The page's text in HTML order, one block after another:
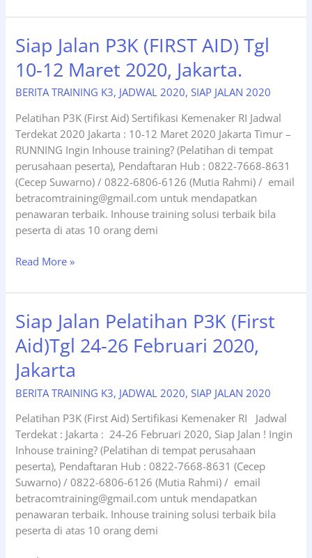
P3K
Aid)
Bulan
Januari
2021
Siap Jalan P3K (FIRST AID) Tgl
10-12 Maret 2020, Jakarta.
BERITA TRAINING K3, JADWAL 2020,SIAP JALAN 2020
Pelatihan P3K (First Aid) Sertifikasi Kemenaker RI Jadwal
Terdekat 2020 Jakarta : 10-12 Maret 2020 Jakarta Timur –
RUNNING Ingin Inhouse training? (Pelatihan di tempat
perusahaan peserta), Pendaftaran Hub : 0822-7668-8631
(Cecep Suwarno) / 0822-6806-6126 (Mutia Rahmi) / email
betracomtraining@gmail.com untuk mendapatkan
penawaran terbaik. Inhouse training solusi terbaik bila
peserta di atas 10 orang demi
Siap
P3K
AID)
Tgl
10-
12
Maret
Jakarta.
Read More »
Siap Jalan Pelatihan P3K (First
Aid)Tgl 24-26 Februari 2020,
Jakarta
BERITA TRAINING K3, JADWAL 2020,SIAP JALAN 2020
Pelatihan P3K (First Aid) Sertifikasi Kemenaker RI Jadwal
Terdekat : Jakarta : 24-26 Februari 2020, Siap Jalan ! Ingin
Inhouse training? (Pelatihan di tempat perusahaan
peserta), Pendaftaran Hub : 0822-7668-8631 (Cecep
Suwarno) / 0822-6806-6126 (Mutia Rahmi) / email
betracomtraining@gmail.com untuk mendapatkan
penawaran terbaik. Inhouse training solusi terbaik bila
peserta di atas 10 orang demi